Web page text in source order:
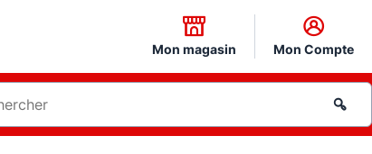
Mon magasin Mon Compte